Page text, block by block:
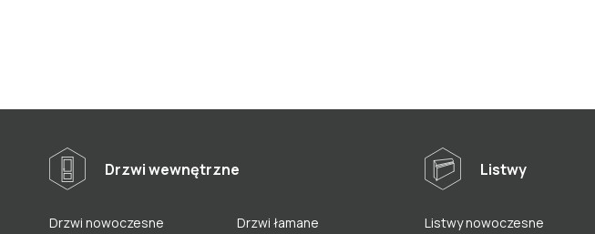
Drzwi wewnętrzne Listwy
Drzwi nowoczesne
Drzwi łamane
Listwy nowoczesne